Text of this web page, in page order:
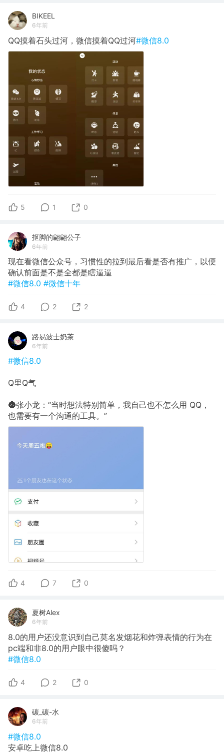
BIKEEL
6年前
QQ摸着石头过河，微信摸着QQ过河#微信8.0
5 1 0
抠脚的翩翩公子
6年前
现在看微信公众号，习惯性的拉到最后看是否有推广，以便
确认前面是不是全都是瞎逼逼
#微信8.0 #微信十年
4 2 2
路易波士奶茶
6年前
#微信8.0
Q里Q气
🌚张小龙：“当时想法特别简单，我自己也不怎么用 QQ，
也需要有一个沟通的工具。”
4 7 0
夏树Alex
6年前
8.0的用户还没意识到自己莫名发烟花和炸弹表情的行为在
pc端和非8.0的用户眼中很傻吗？
#微信8.0
4 2 0
碳_碳-水
6年前
#微信8.0
安卓吃上微信8.0